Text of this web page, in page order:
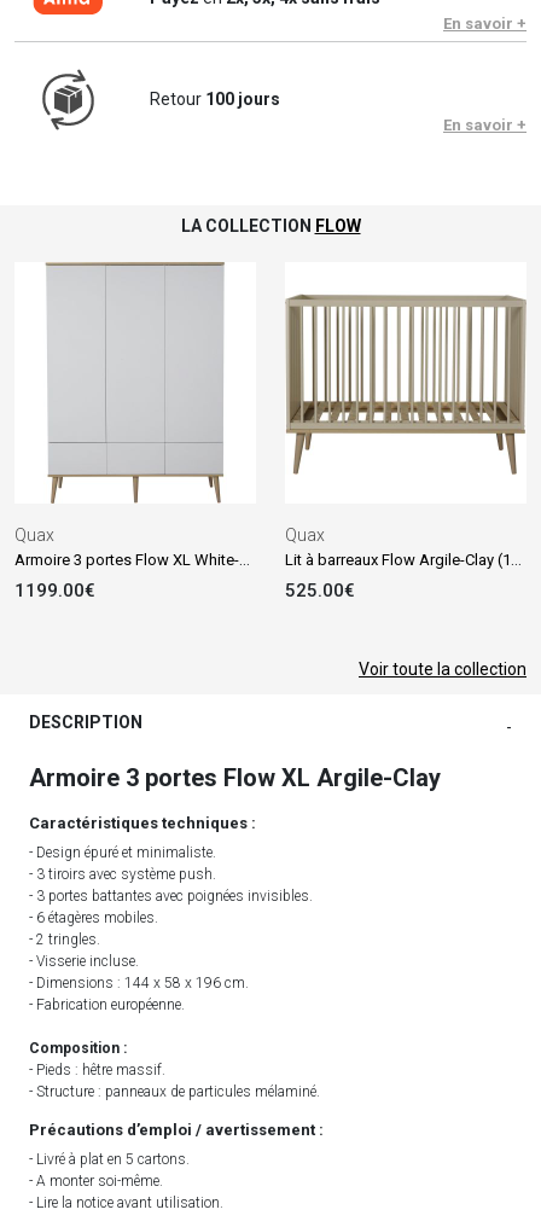
En savoir +
Retour 100 jours
En savoir +
LA COLLECTION FLOW
Quax
Armoire 3 portes Flow XL White-Oak
1199.00€
Quax
Lit à barreaux Flow Argile-Clay (120 x 60 cm)
525.00€
Voir toute la collection
DESCRIPTION -
Armoire 3 portes Flow XL Argile-Clay
Caractéristiques techniques :
- Design épuré et minimaliste.
- 3 tiroirs avec système push.
- 3 portes battantes avec poignées invisibles.
- 6 étagères mobiles.
- 2 tringles.
- Visserie incluse.
- Dimensions : 144 x 58 x 196 cm.
- Fabrication européenne.
Composition :
- Pieds : hêtre massif.
- Structure : panneaux de particules mélaminé.
Précautions d’emploi / avertissement :
- Livré à plat en 5 cartons.
- A monter soi-même.
- Lire la notice avant utilisation.